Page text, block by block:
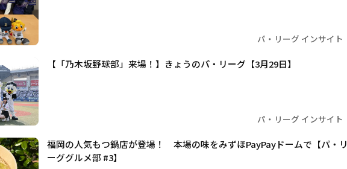
パ・リーグ インサイト
【「乃木坂野球部」来場！】きょうのパ・リーグ【3月29日】
パ・リーグ インサイト
福岡の人気もつ鍋店が登場！ 本場の味をみずほPayPayドームで【パ・リ
ーググルメ部 #3】